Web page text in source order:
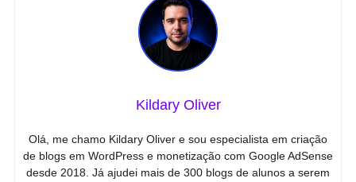
Kildary Oliver
Olá, me chamo Kildary Oliver e sou especialista em criação
de blogs em WordPress e monetização com Google AdSense
desde 2018. Já ajudei mais de 300 blogs de alunos a serem